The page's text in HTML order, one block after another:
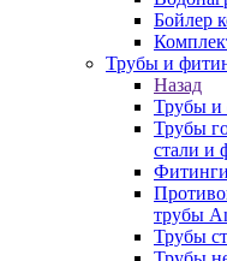
Бойлер
Трубы и
Назад
Трубы и
Трубы
стали и
трубы
Трубы